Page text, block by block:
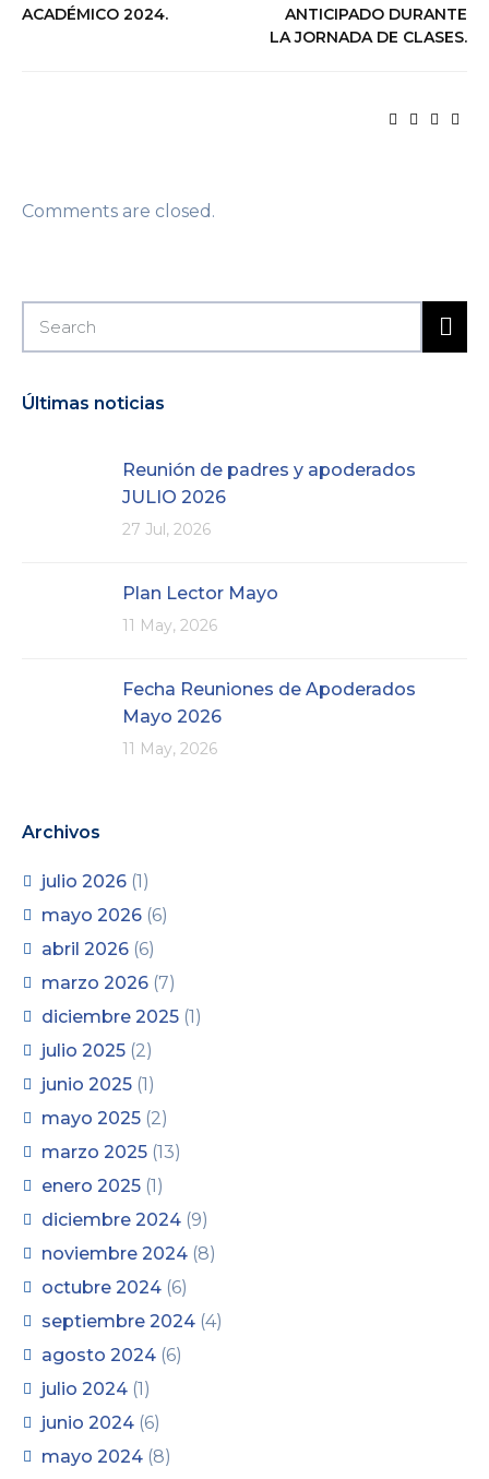
ACADÉMICO 2024.
ANTICIPADO DURANTE
LA JORNADA DE CLASES.
Comments are closed.
Últimas noticias
Reunión de padres y apoderados
JULIO 2026
27 Jul, 2026
Plan Lector Mayo
11 May, 2026
Fecha Reuniones de Apoderados
Mayo 2026
11 May, 2026
Archivos
julio 2026 (1)
mayo 2026 (6)
abril 2026 (6)
marzo 2026 (7)
diciembre 2025 (1)
julio 2025 (2)
junio 2025 (1)
mayo 2025 (2)
marzo 2025 (13)
enero 2025 (1)
diciembre 2024 (9)
noviembre 2024 (8)
octubre 2024 (6)
septiembre 2024 (4)
agosto 2024 (6)
julio 2024 (1)
junio 2024 (6)
mayo 2024 (8)